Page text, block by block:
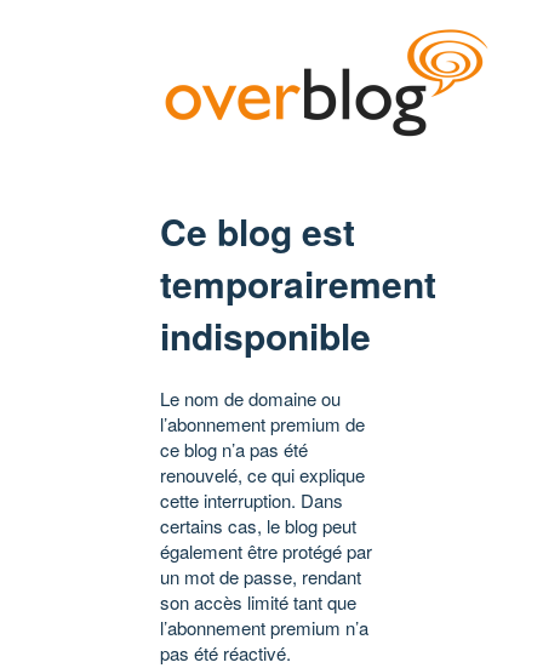
Ce blog est
temporairement
indisponible
Le nom de domaine ou
l’abonnement premium de
ce blog n’a pas été
renouvelé, ce qui explique
cette interruption. Dans
certains cas, le blog peut
également être protégé par
un mot de passe, rendant
son accès limité tant que
l’abonnement premium n’a
pas été réactivé.